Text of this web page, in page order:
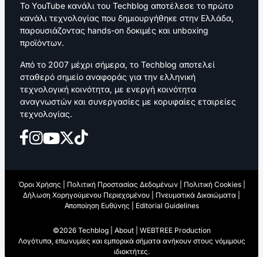
Το YouTube κανάλι του Techblog αποτέλεσε το πρώτο
κανάλι τεχνολογίας που δημιουργήθηκε στην Ελλάδα,
παρουσιάζοντας hands-on δοκιμές και unboxing
προϊόντων.
Από το 2007 μέχρι σήμερα, το Techblog αποτελεί
σταθερό σημείο αναφοράς για την ελληνική
τεχνολογική κοινότητα, με ενεργή κοινότητα
αναγνωστών και συνεργασίες με κορυφαίες εταιρείες
τεχνολογίας.
Όροι Χρήσης Πολιτική Προστασίας Δεδομένων| Πολιτική Cookies|
Δήλωση Χορηγούμενου Περιεχομένου
Πνευματικά Δικαιώματα
Αποποίηση Ευθύνης
Editorial Guidelines
©2026 Techblog | About| WEBTREE Production
Λογότυπα, επωνυμίες και εμπορικά σήματα ανήκουν στους νόμιμους
ιδιοκτήτες.